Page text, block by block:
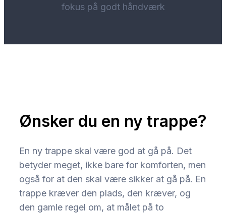
fokus på godt håndværk
Ønsker du en ny trappe?
En ny trappe skal være god at gå på. Det
betyder meget, ikke bare for komforten, men
også for at den skal være sikker at gå på. En
trappe kræver den plads, den kræver, og
den gamle regel om, at målet på to